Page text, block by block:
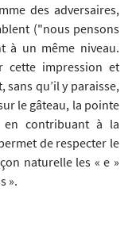
des adversaires,
("nous pensons
à un même niveau.
cette impression et
qu’il y paraisse,
le gâteau, la pointe
en contribuant à la
de respecter le
naturelle les « e »
».